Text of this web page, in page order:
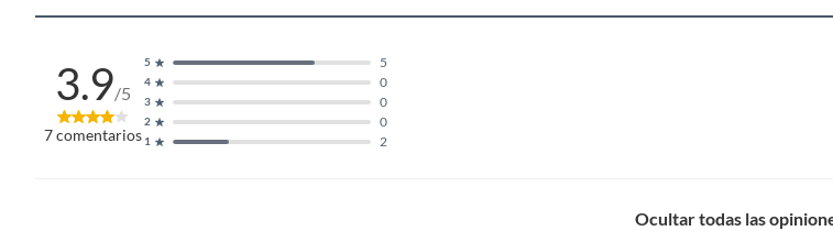
3.9/5
7comentarios 1 2
2 0
3 0
4 0
5 5
Ocultar todas las